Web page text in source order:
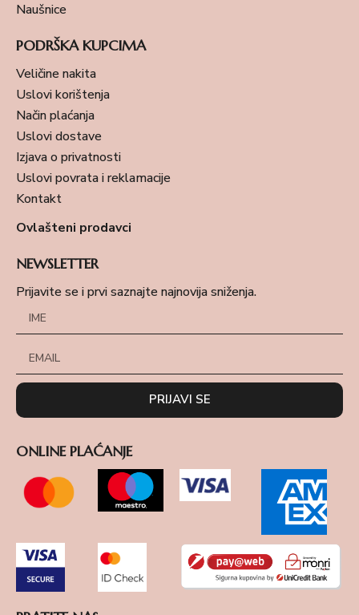
Naušnice
PODRŠKA KUPCIMA
Veličine nakita
Uslovi korištenja
Način plaćanja
Uslovi dostave
Izjava o privatnosti
Uslovi povrata i reklamacije
Kontakt
Ovlašteni prodavci
NEWSLETTER
Prijavite se i prvi saznajte najnovija sniženja.
PRIJAVI SE
ONLINE PLAĆANJE